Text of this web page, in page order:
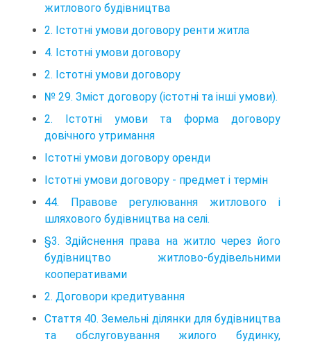
житлового будівництва
2. Істотні умови договору ренти житла
4. Істотні умови договору
2. Істотні умови договору
№ 29. Зміст договору (істотні та інші умови).
2. Істотні умови та форма договору
довічного утримання
Істотні умови договору оренди
Істотні умови договору - предмет і термін
44. Правове регулювання житлового і
шляхового будівництва на селі.
§3. Здійснення права на житло через його
будівництво житлово-будівельними
кооперативами
2. Договори кредитування
Стаття 40. Земельні ділянки для будівництва
та обслуговування жилого будинку,